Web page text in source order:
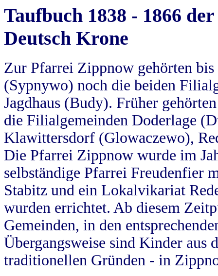
Taufbuch 1838 - 1866
Deutsch Krone
Zur Pfarrei Zippnow gehörten
(Sypnywo) noch die beiden
Jagdhaus (Budy). Früher
die Filialgemeinden Doderlage
Klawittersdorf (Glowaczewo),
Die Pfarrei Zippnow wurde im
selbständige Pfarrei Freudenfier
Stabitz und ein Lokalvikariat
wurden errichtet. Ab diesem
Gemeinden, in den
Übergangsweise sind Kinder aus
traditionellen Gründen - in